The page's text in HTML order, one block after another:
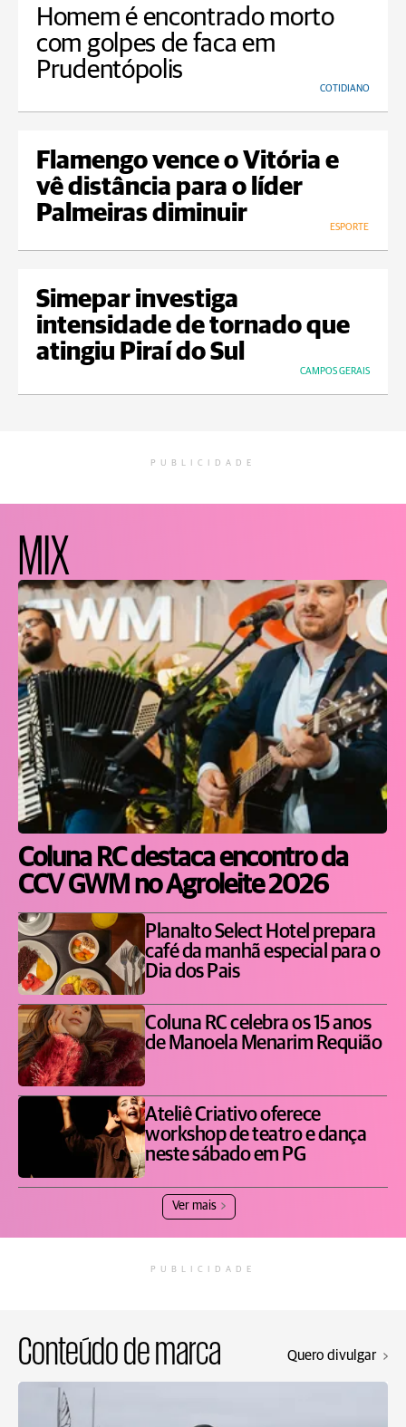
Homem é encontrado morto
com golpes de faca em
Prudentópolis
COTIDIANO
Flamengo vence o Vitória e
vê distância para o líder
Palmeiras diminuir
ESPORTE
Simepar investiga
intensidade de tornado que
atingiu Piraí do Sul
CAMPOS GERAIS
PUBLICIDADE
MIX
Coluna RC destaca encontro da
CCV GWM no Agroleite 2026
Planalto Select Hotel prepara
café da manhã especial para o
Dia dos Pais
Coluna RC celebra os 15 anos
de Manoela Menarim Requião
Ateliê Criativo oferece
workshop de teatro e dança
neste sábado em PG
Ver mais
PUBLICIDADE
Conteúdo de marca Quero divulgar